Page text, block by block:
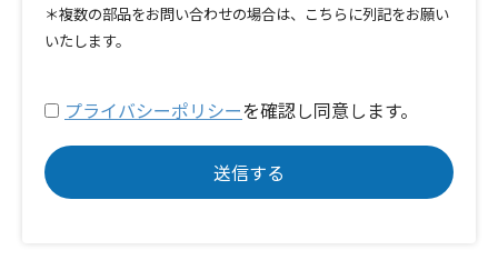
＊複数の部品をお問い合わせの場合は、こちらに列記をお願い
いたします。
プライバシーポリシーを確認し同意します。